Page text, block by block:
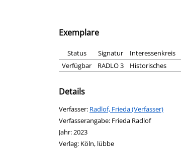
Exemplare
Status Signatur Interessenkreis
Verfügbar
RADLO 3 Historisches
Details
Verfasser: Suche nach diesem Verfasser
Radlof, Frieda (Verfasser)
Verfasserangabe: Frieda Radlof
Jahr:2023
Verlag: Köln, lübbe